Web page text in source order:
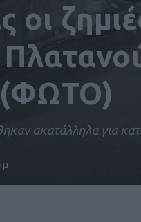
οι
(ΦΩΤΟ)
ακατάλληλα για